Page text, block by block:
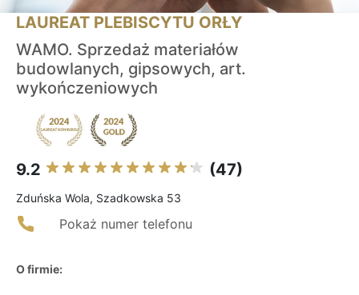
LAUREAT PLEBISCYTU ORŁY
WAMO. Sprzedaż materiałów
budowlanych, gipsowych, art.
wykończeniowych
9.2 (47)
Zduńska Wola, Szadkowska 53
Pokaż numer telefonu
O firmie: